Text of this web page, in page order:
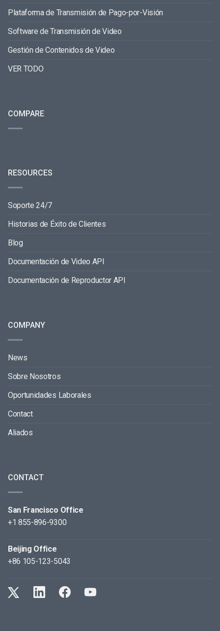
Plataforma de Transmisión de Pago-por-Visión
Software de Transmisión de Video
Gestión de Contenidos de Video
VER TODO
COMPARE
RESOURCES
Soporte 24/7
Historias de Éxito de Clientes
Blog
Documentación de Video API
Documentación de Reproductor API
COMPANY
News
Sobre Nosotros
Oportunidades Laborales
Contact
Aliados
CONTACT
San Francisco Office
+1 855-896-9300
Beijing Office
+86 105-123-5043